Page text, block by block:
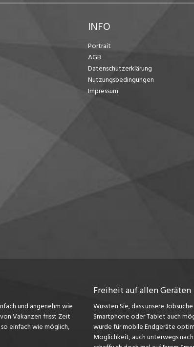
INFO
Portrait
AGB
Datenschutzerklärung
Nutzungsbedingungen
Impressum
und angenehm wie
Vakanzen frisst Zeit
einfach wie möglich,
Freiheit auf allen Geräten
Wussten Sie, dass unsere
Smartphone oder Tablet auch
wurde für mobile Endgeräte
Möglichkeit, auch unterwegs